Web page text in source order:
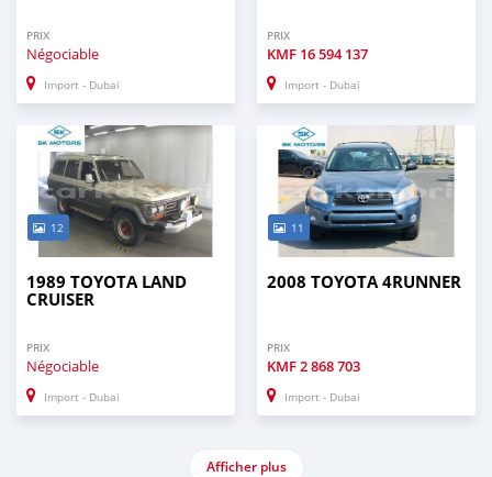
PRIX
Négociable
Import - Dubai
PRIX
KMF 16 594 137
Import - Dubai
12
1989 TOYOTA LAND
CRUISER
PRIX
Négociable
Import - Dubai
11
2008 TOYOTA 4RUNNER
PRIX
KMF2 868 703
Import - Dubai
Afficher plus